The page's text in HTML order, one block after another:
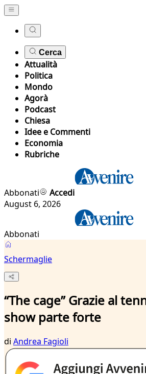
Cerca
Attualità
Politica
Mondo
Agorà
Podcast
Chiesa
Idee e Commenti
Economia
Rubriche
Abbonati
Accedi
August 6, 2026
Abbonati
Schermaglie
“The cage” Grazie al
show parte forte
di Andrea Fagioli